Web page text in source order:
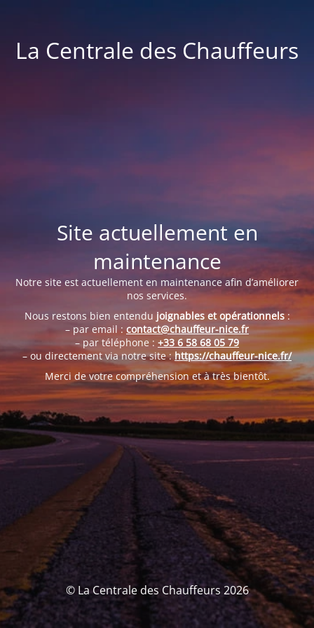
La Centrale des Chauffeurs
Site actuellement en
maintenance
Notre site est actuellement en maintenance afin d’améliorer
nos services.
Nous restons bien entendu joignables et opérationnels:
– par email :contact@chauffeur-nice.fr
– par téléphone : +33 6 58 68 05 79
– ou directement via notre site :https://chauffeur-nice.fr/
Merci de votre compréhension et à très bientôt.
© La Centrale des Chauffeurs 2026